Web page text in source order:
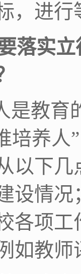
，进
落实
是教育
培养
以下
设情
各项
如教